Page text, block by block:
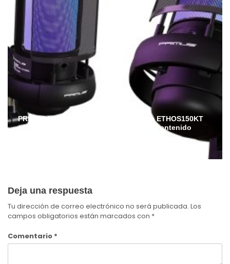
PRIMUS lanza en Ecuador el micrófono ETHOS150KT
para streamers, gamers y creadores de contenido
Deja una respuesta
Tu dirección de correo electrónico no será publicada. Los
campos obligatorios están marcados con *
Comentario *